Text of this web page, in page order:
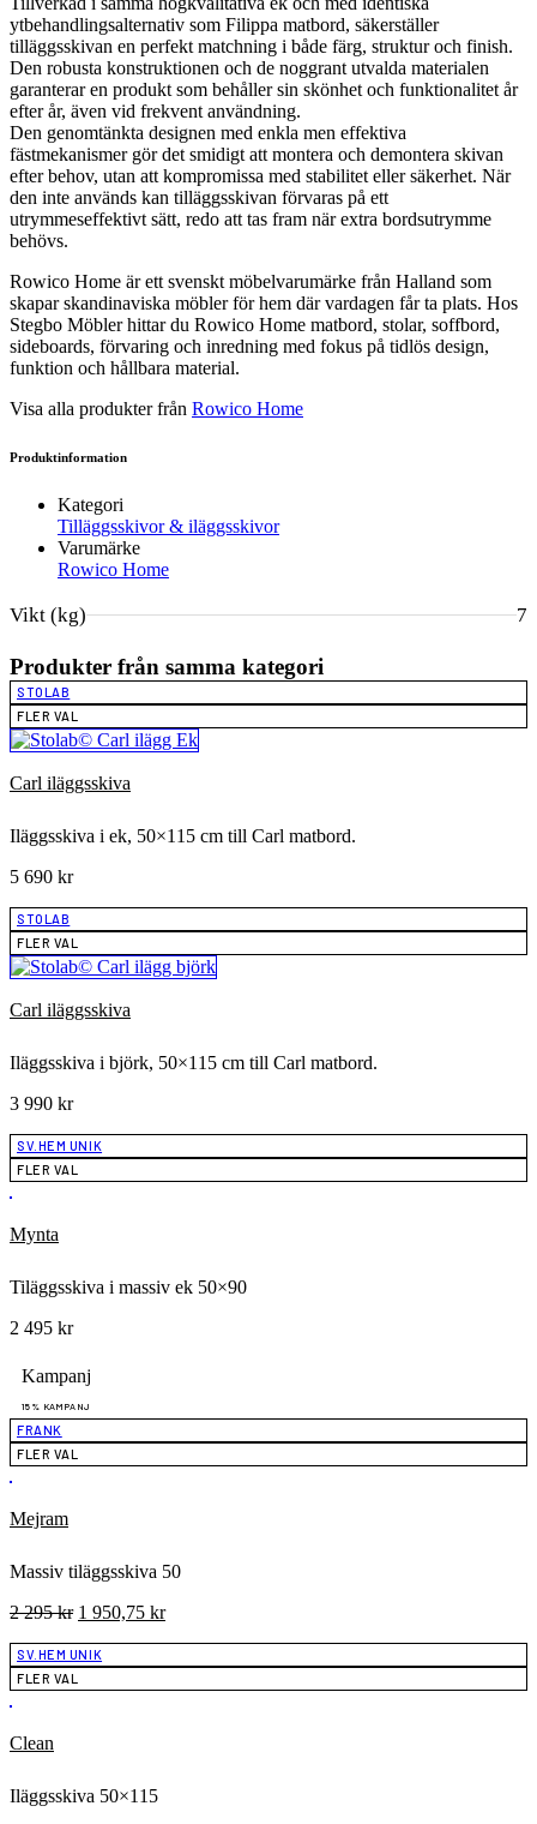
ytbehandlingsalternativ som Filippa matbord, säkerställer
tilläggsskivan en perfekt matchning i både färg, struktur och finish.
Den robusta konstruktionen och de noggrant utvalda materialen
garanterar en produkt som behåller sin skönhet och funktionalitet år
efter år, även vid frekvent användning.
Den genomtänkta designen med enkla men effektiva
fästmekanismer gör det smidigt att montera och demontera skivan
efter behov, utan att kompromissa med stabilitet eller säkerhet. När
den inte används kan tilläggsskivan förvaras på ett
utrymmeseffektivt sätt, redo att tas fram när extra bordsutrymme
behövs.
Rowico Home är ett svenskt möbelvarumärke från Halland som
skapar skandinaviska möbler för hem där vardagen får ta plats. Hos
Stegbo Möbler hittar du Rowico Home matbord, stolar, soffbord,
sideboards, förvaring och inredning med fokus på tidlös design,
funktion och hållbara material.
Visa alla produkter från Rowico Home
Produktinformation
Kategori
Tilläggsskivor & iläggsskivor
Varumärke
Rowico Home
Vikt (kg) 7
Produkter från samma kategori
STOLAB
FLER VAL
Carl iläggsskiva
Iläggsskiva i ek, 50×115 cm till Carl matbord.
5 690 kr
STOLAB
FLER VAL
Carl iläggsskiva
Iläggsskiva i björk, 50×115 cm till Carl matbord.
3 990 kr
SV.HEM UNIK
FLER VAL
Mynta
Tiläggsskiva i massiv ek 50×90
2 495 kr
Kampanj
15% KAMPANJ
FRANK
FLER VAL
Mejram
Massiv tiläggsskiva 50
2 295kr Det
priset
2
1 950,75 krDet
1
SV.HEM UNIK
FLER VAL
Clean
Iläggsskiva 50×115